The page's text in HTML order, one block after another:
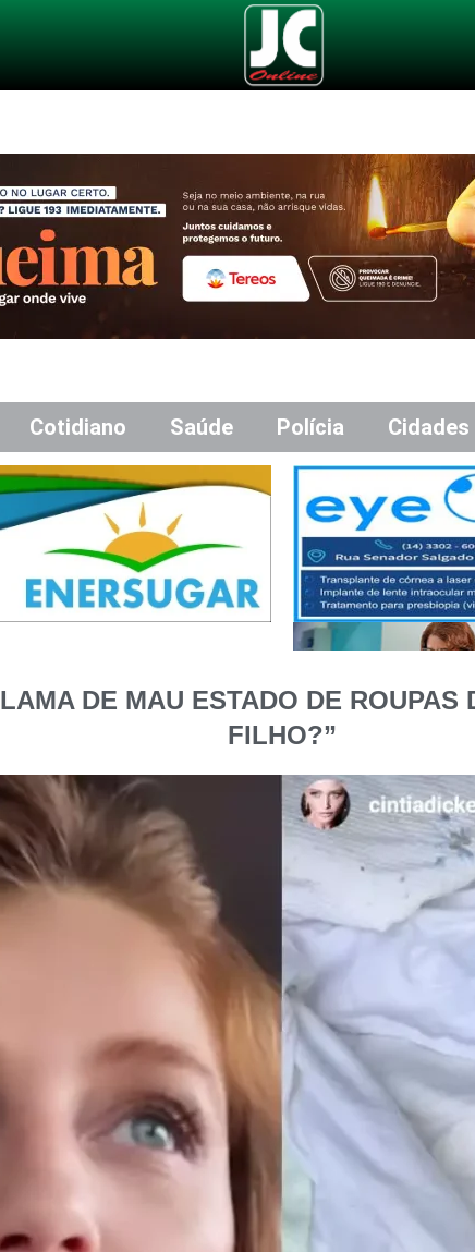
Cotidiano Saúde Polícia Cidades
DE MAU ESTADO DE
FILHO?”